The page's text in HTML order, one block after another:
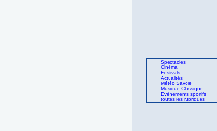
Spectacles
Cinéma
Festivals
Actualités
Météo Savoie
Musique Classique
Evènements sportifs
toutes les rubriques